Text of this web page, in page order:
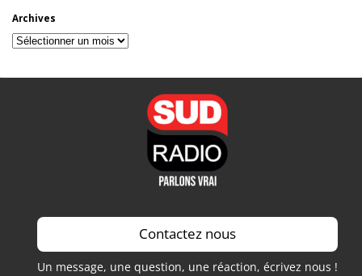
Archives
Archives
Contactez nous
Un message, une question, une réaction, écrivez nous !